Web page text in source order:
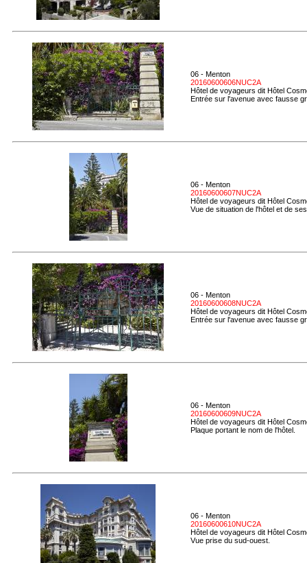
06 - Menton
20160600606NUC2A
Hôtel de voyageurs dit Hôtel
Entrée sur l'avenue avec fausse
06 - Menton
20160600607NUC2A
Hôtel de voyageurs dit Hôtel
Vue de situation de l'hôtel et de
06 - Menton
20160600608NUC2A
Hôtel de voyageurs dit Hôtel
Entrée sur l'avenue avec fausse
06 - Menton
20160600609NUC2A
Hôtel de voyageurs dit Hôtel
Plaque portant le nom de l'hôtel.
06 - Menton
20160600610NUC2A
Hôtel de voyageurs dit Hôtel
Vue prise du sud-ouest.